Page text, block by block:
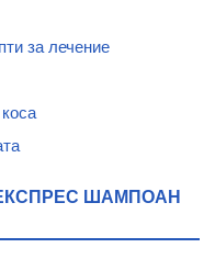
за лечение
ШАМПОАН